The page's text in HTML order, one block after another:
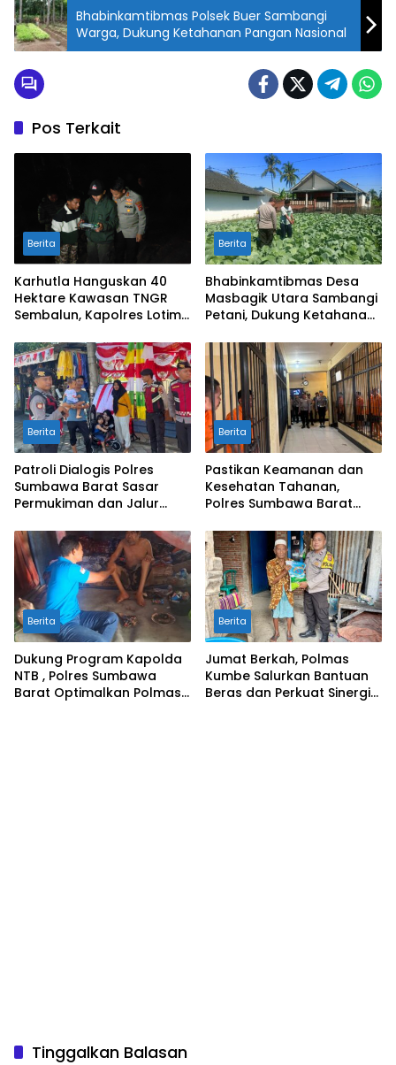
Bhabinkamtibmas Polsek Buer Sambangi
Warga, Dukung Ketahanan Pangan Nasional
Pos Terkait
Berita
Karhutla Hanguskan 40
Hektare Kawasan TNGR
Sembalun, Kapolres Lotim
Api
Berita
Bhabinkamtibmas Desa
Masbagik Utara Sambangi
Petani, Dukung Ketahanan
Pangan
Berita
Patroli Dialogis Polres
Sumbawa Barat Sasar
Permukiman dan Jalur
Tetap Kondusif
Berita
Pastikan Keamanan dan
Kesehatan Tahanan,
Polres Sumbawa Barat
Rutan Secara Berkala
Berita
Dukung Program Kapolda
NTB , Polres Sumbawa
Barat Optimalkan Polmas
Berita
Jumat Berkah, Polmas
Kumbe Salurkan Bantuan
Beras dan Perkuat Sinergi
Tinggalkan Balasan